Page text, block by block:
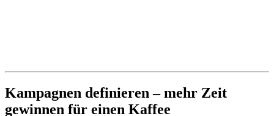
Kampagnen definieren – mehr Zeit
gewinnen für einen Kaffee